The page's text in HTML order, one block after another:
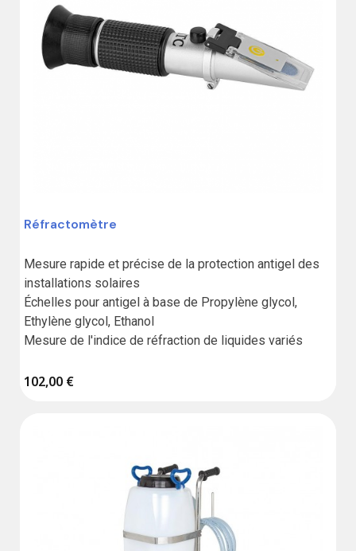
Réfractomètre
Mesure rapide et précise de la protection antigel des
installations solaires
Échelles pour antigel à base de Propylène glycol,
Ethylène glycol, Ethanol
Mesure de l'indice de réfraction de liquides variés
102,00 €